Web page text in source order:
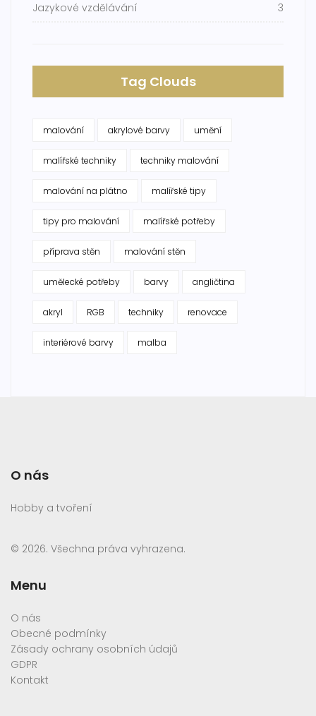
Jazykové vzdělávání 3
Tag Clouds
malování akrylové barvy umění
malířské techniky techniky malování
malování na plátno malířské tipy
tipy pro malování malířské potřeby
příprava stěn malování stěn
umělecké potřeby barvy angličtina
akryl RGB techniky renovace
interiérové barvy malba
O nás
Hobby a tvoření
© 2026. Všechna práva vyhrazena.
Menu
O nás
Obecné podmínky
Zásady ochrany osobních údajů
GDPR
Kontakt